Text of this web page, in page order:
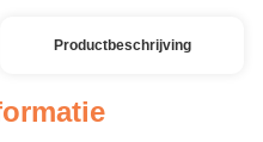
Productbeschrijving